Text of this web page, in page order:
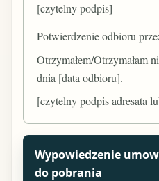
[czytelny podpis]
Potwierdzenie odbioru
Otrzymałem/Otrzymałam
dnia [data odbioru].
[czytelny podpis adresata
Wypowiedzenie
do pobrania